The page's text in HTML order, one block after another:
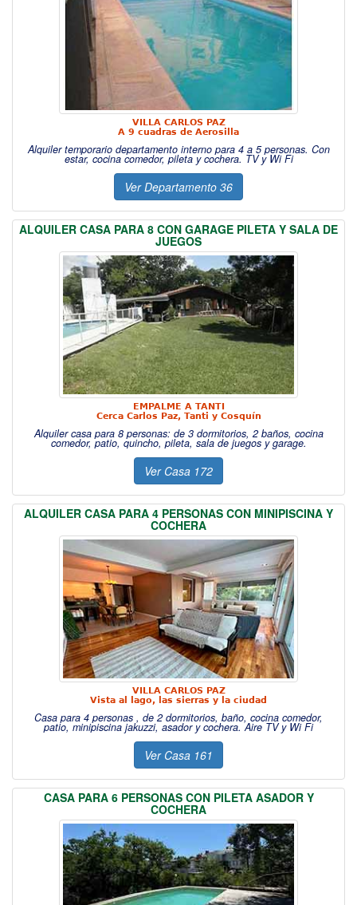
VILLA CARLOS PAZ
A 9 cuadras de Aerosilla
Alquiler temporario departamento interno para 4 a 5 personas. Con
estar, cocina comedor, pileta y cochera. TV y Wi Fi
Ver Departamento 36
ALQUILER CASA PARA 8 CON GARAGE PILETA Y SALA DE
JUEGOS
EMPALME A TANTI
Cerca Carlos Paz, Tanti y Cosquín
Alquiler casa para 8 personas: de 3 dormitorios, 2 baños, cocina
comedor, patio, quincho, pileta, sala de juegos y garage.
Ver Casa 172
ALQUILER CASA PARA 4 PERSONAS CON MINIPISCINA Y
COCHERA
VILLA CARLOS PAZ
Vista al lago, las sierras y la ciudad
Casa para 4 personas , de 2 dormitorios, baño, cocina comedor,
patio, minipiscina jakuzzi, asador y cochera. Aire TV y Wi Fi
Ver Casa 161
CASA PARA 6 PERSONAS CON PILETA ASADOR Y
COCHERA